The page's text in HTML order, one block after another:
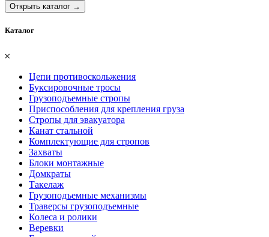
Открыть каталог →
Каталог
𐄂
Цепи противоскольжения
Буксировочные тросы
Грузоподъемные стропы
Приспособления для крепления груза
Стропы для эвакуатора
Канат стальной
Комплектующие для стропов
Захваты
Блоки монтажные
Домкраты
Такелаж
Грузоподъемные механизмы
Траверсы грузоподъемные
Колеса и ролики
Веревки